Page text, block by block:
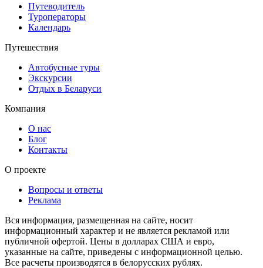
Путеводитель
Туроператоры
Календарь
Путешествия
Автобусные туры
Экскурсии
Отдых в Беларуси
Компания
О нас
Блог
Контакты
О проекте
Вопросы и ответы
Реклама
Вся информация, размещенная на сайте, носит
информационный характер и не является рекламой или
публичной офертой. Цены в долларах США и евро,
указанные на сайте, приведены с информационной целью.
Все расчеты производятся в белорусских рублях.